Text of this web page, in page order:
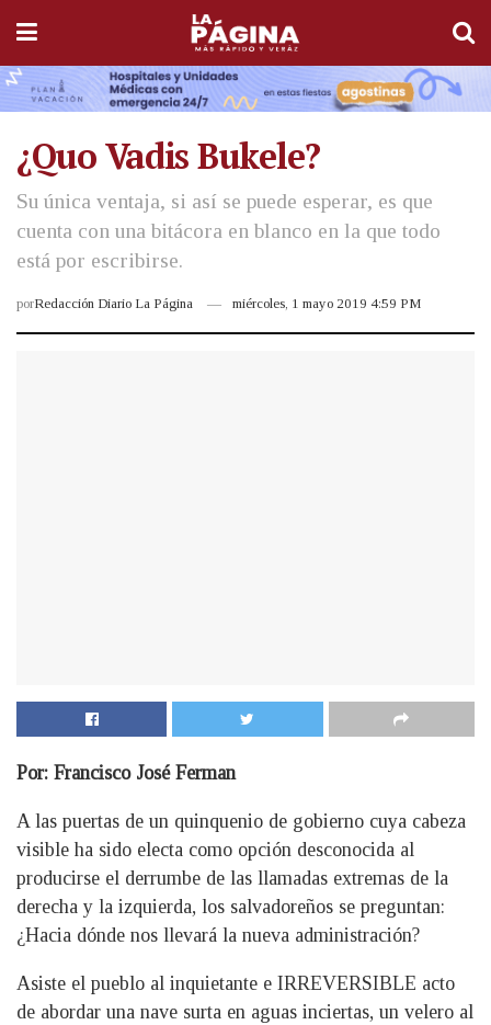
¿Quo Vadis Bukele?
Su única ventaja, si así se puede esperar, es que
cuenta con una bitácora en blanco en la que todo
está por escribirse.
porRedacción Diario La Página miércoles, 1 mayo 2019 4:59 PM
Por: Francisco José Ferman
A las puertas de un quinquenio de gobierno cuya cabeza
visible ha sido electa como opción desconocida al
producirse el derrumbe de las llamadas extremas de la
derecha y la izquierda, los salvadoreños se preguntan:
¿Hacia dónde nos llevará la nueva administración?
Asiste el pueblo al inquietante e IRREVERSIBLE acto
de abordar una nave surta en aguas inciertas, un velero al